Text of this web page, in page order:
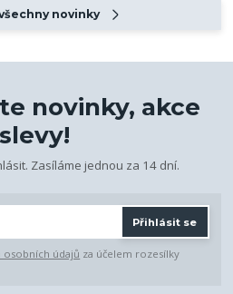
novinky
novinky, akce
Zasíláme jednou za 14 dní.
Přihlásit se
osobních údajů za účelem rozesílky